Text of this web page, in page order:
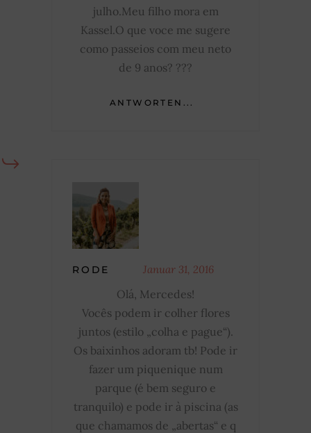
julho.Meu filho mora em
Kassel.O que voce me sugere
como passeios com meu neto
de 9 anos? ???
ANTWORTEN...
RODE Januar 31, 2016
Olá, Mercedes!
Vocês podem ir colher flores
juntos (estilo „colha e pague“).
Os baixinhos adoram tb! Pode ir
fazer um piquenique num
parque (é bem seguro e
tranquilo) e pode ir à piscina (as
que chamamos de „abertas“ e q